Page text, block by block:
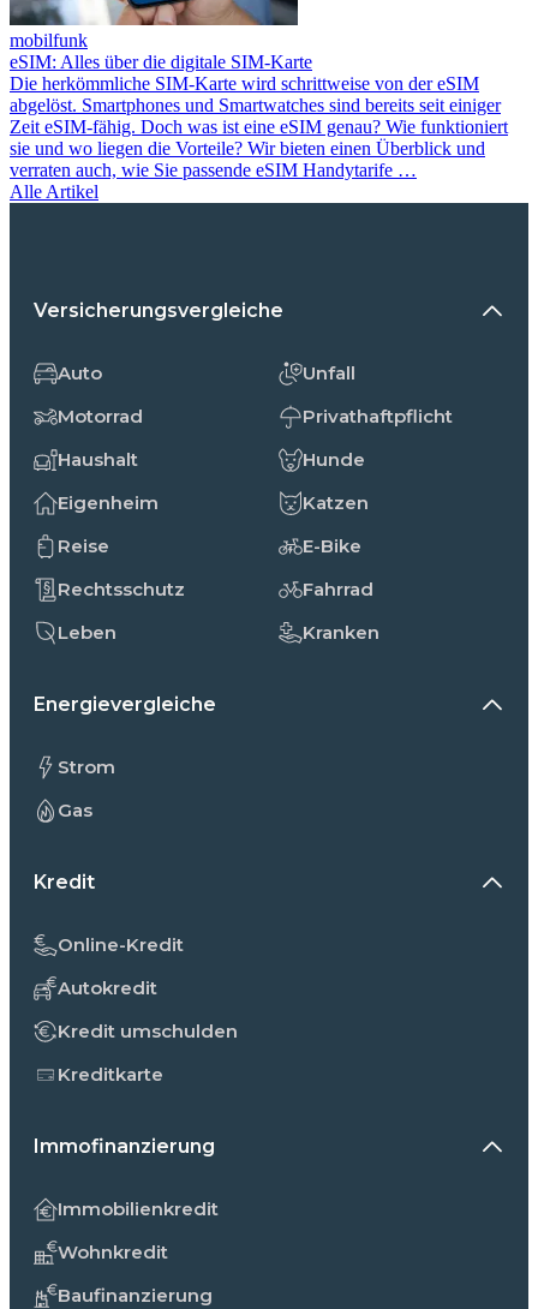
mobilfunk
eSIM: Alles über die digitale SIM-Karte
Die herkömmliche SIM-Karte wird schrittweise von der eSIM
abgelöst. Smartphones und Smartwatches sind bereits seit einiger
Zeit eSIM-fähig. Doch was ist eine eSIM genau? Wie funktioniert
sie und wo liegen die Vorteile? Wir bieten einen Überblick und
verraten auch, wie Sie passende eSIM Handytarife …
Alle Artikel
Versicherungsvergleiche
Auto
Motorrad
Haushalt
Eigenheim
Reise
Rechtsschutz
Leben
Unfall
Privathaftpflicht
Hunde
Katzen
E-Bike
Fahrrad
Kranken
Energievergleiche
Strom
Gas
Kredit
Online-Kredit
Autokredit
Kredit umschulden
Kreditkarte
Immofinanzierung
Immobilienkredit
Wohnkredit
Baufinanzierung